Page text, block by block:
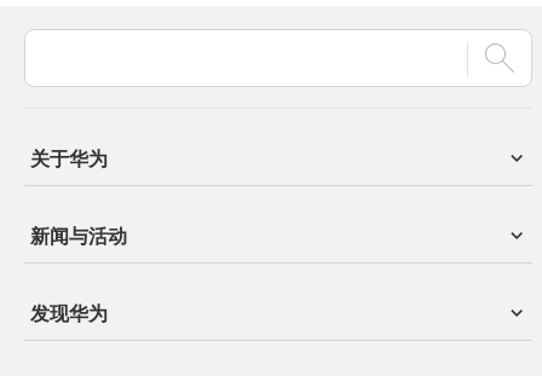
关于华为
新闻与活动
发现华为